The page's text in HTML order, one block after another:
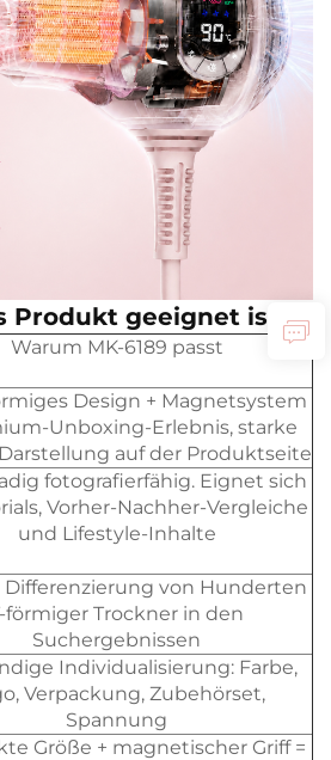
Produkt geeignet ist
Warum MK-6189 passt
Design + Magnetsystem
Unboxing-Erlebnis, starke
auf der Produktseite
fotografierfähig. Eignet sich
Vorher-Nachher-Vergleiche
und Lifestyle-Inhalte
Differenzierung von Hunderten
förmiger Trockner in den
Suchergebnissen
Individualisierung: Farbe,
Verpackung, Zubehörset,
Spannung
Größe + magnetischer Griff =